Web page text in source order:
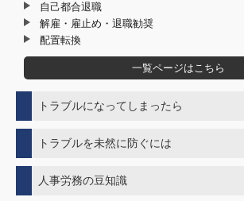
自己都合退職
解雇・雇止め・退職勧奨
配置転換
一覧ページはこちら
トラブルになってしまったら
トラブルを未然に防ぐには
自己都合退職でトラブルを起こさないポイント
人事労務の豆知識